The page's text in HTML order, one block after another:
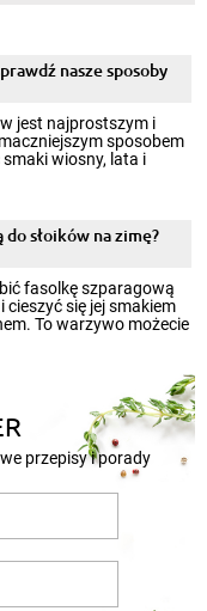
nasze sposoby
jest najprostszym i
sposobem
wiosny, lata i
nimi oko w sezonie
cieplejszych
słoików ze
zachować świeżość
słoików na zimę?
fasolkę szparagową
cieszyć się jej smakiem
To warzywo możecie
przepisy i porady